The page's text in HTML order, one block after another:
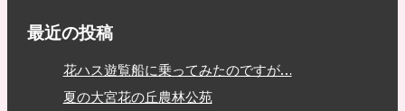
最近の投稿
花ハス遊覧船に乗ってみたのですが…
夏の大宮花の丘農林公苑